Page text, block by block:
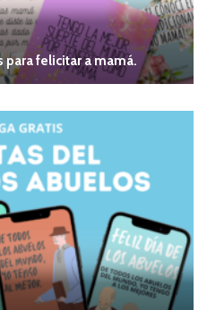
para felicitar a mamá.